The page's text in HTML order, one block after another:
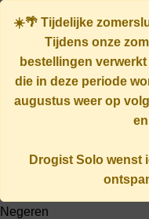
☀️🌴 Tijdelijke
Tijdens onze
bestellingen
die in deze periode
augustusweer op
Drogist Solo wenst
Negeren